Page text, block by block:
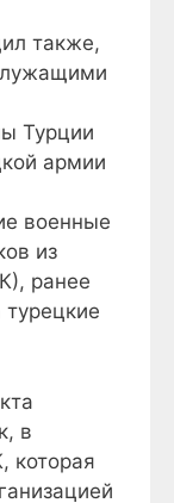
также,
Турции
армии
военные
из
ранее
в
которая